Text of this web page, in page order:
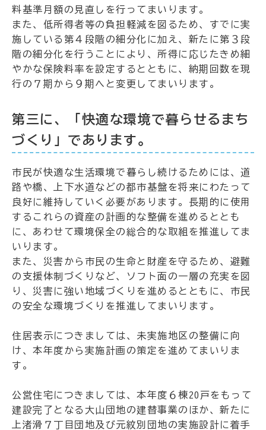
料基準月額の見直しを行ってまいります。
また、低所得者等の負担軽減を図るため、すでに実
施している第４段階の細分化に加え、新たに第３段
階の細分化を行うことにより、所得に応じたきめ細
やかな保険料率を設定するとともに、納期回数を現
行の７期から９期へと変更してまいります。
第三に、「快適な環境で暮らせるまち
づくり」であります。
市民が快適な生活環境で暮らし続けるためには、道
路や橋、上下水道などの都市基盤を将来にわたって
良好に維持していく必要があります。長期的に使用
するこれらの資産の計画的な整備を進めるととも
に、あわせて環境保全の総合的な取組を推進してま
いります。
また、災害から市民の生命と財産を守るため、避難
の支援体制づくりなど、ソフト面の一層の充実を図
り、災害に強い地域づくりを進めるとともに、市民
の安全な環境づくりを推進してまいります。
住居表示につきましては、未実施地区の整備に向
け、本年度から実施計画の策定を進めてまいりま
す。
公営住宅につきましては、本年度６棟20戸をもって
建設完了となる大山団地の建替事業のほか、新たに
上渚滑７丁目団地及び元紋別団地の実施設計に着手